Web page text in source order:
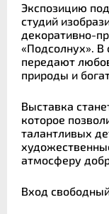
Экспозицию
студий
декоративно-
«Подсолнух».
передают
природы и
Выставка
которое
талантливых
атмосферу
Вход